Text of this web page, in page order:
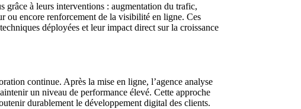
grâce à leurs interventions : augmentation du trafic,
ou encore renforcement de la visibilité en ligne. Ces
déployées et leur impact direct sur la croissance
continue. Après la mise en ligne, l’agence analyse
un niveau de performance élevé. Cette approche
durablement le développement digital des clients.